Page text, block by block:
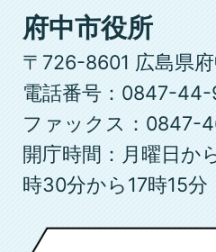
府
中
市
府中市役所
〒726-8601 広島県
電話番号：0847-
ファックス：0847-
開庁時間：月曜日か
時30分から17時15分